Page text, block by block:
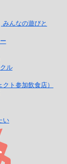
みんなの遊びと
ル
ト参加飲食店）
い